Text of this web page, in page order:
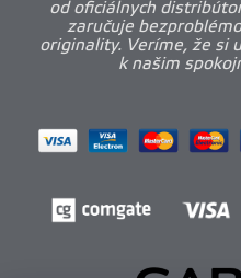
od oficiálnych
zaručuje
originality. Veríme, že si
k našim